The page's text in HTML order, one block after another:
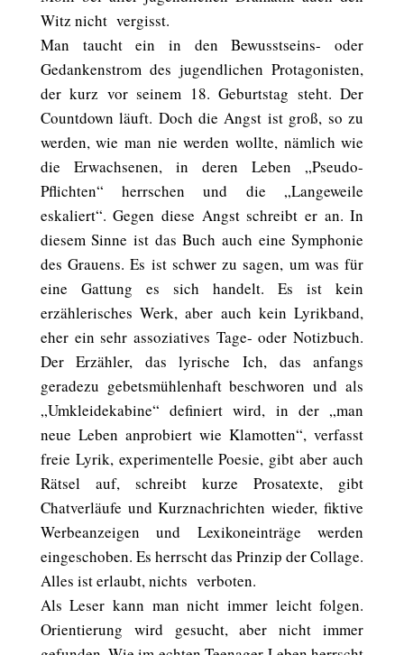
Witz nicht vergisst.
Man taucht ein in den Bewusstseins- oder
Gedankenstrom des jugendlichen Protagonisten,
der kurz vor seinem 18. Geburtstag steht. Der
Countdown läuft. Doch die Angst ist groß, so zu
werden, wie man nie werden wollte, nämlich wie
die Erwachsenen, in deren Leben „Pseudo-
Pflichten“ herrschen und die „Langeweile
eskaliert“. Gegen diese Angst schreibt er an. In
diesem Sinne ist das Buch auch eine Symphonie
des Grauens. Es ist schwer zu sagen, um was für
eine Gattung es sich handelt. Es ist kein
erzählerisches Werk, aber auch kein Lyrikband,
eher ein sehr assoziatives Tage- oder Notizbuch.
Der Erzähler, das lyrische Ich, das anfangs
geradezu gebetsmühlenhaft beschworen und als
„Umkleidekabine“ definiert wird, in der „man
neue Leben anprobiert wie Klamotten“, verfasst
freie Lyrik, experimentelle Poesie, gibt aber auch
Rätsel auf, schreibt kurze Prosatexte, gibt
Chatverläufe und Kurznachrichten wieder, fiktive
Werbeanzeigen und Lexikoneinträge werden
eingeschoben. Es herrscht das Prinzip der Collage.
Alles ist erlaubt, nichts verboten.
Als Leser kann man nicht immer leicht folgen.
Orientierung wird gesucht, aber nicht immer